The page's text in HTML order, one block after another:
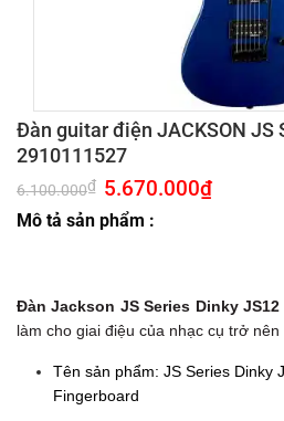
Đàn guitar điện JACKSON JS
2910111527
6.100.000₫ Giá
gốc
là:
6.100.000₫.
5.670.000₫Giá
Mô tả sản phẩm :
Đàn Jackson JS Series Dinky JS12
làm cho giai điệu của nhạc cụ trở
Tên sản phẩm: JS Series Dinky
Fingerboard